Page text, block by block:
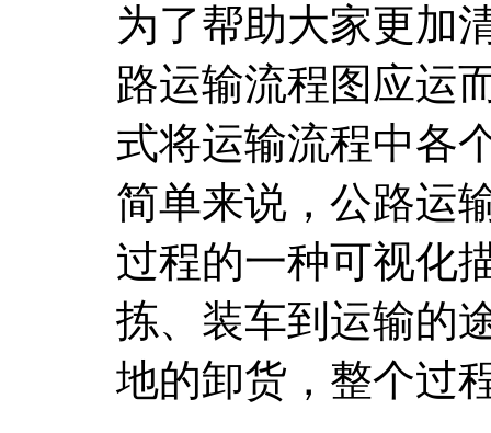
为了帮助大家更加
路运输流程图应运
式将运输流程中各
简单来说，公路运
过程的一种可视化
拣、装车到运输的
地的卸货，整个过